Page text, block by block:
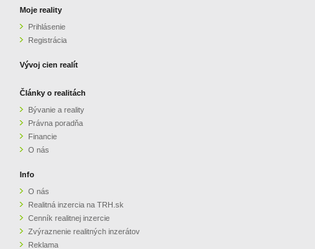
PARTNERI
OBCHODNÉ PODMIENKY
KONTAKT
Moje reality
Prihlásenie
Registrácia
Vývoj cien realít
Články o realitách
Bývanie a reality
Právna poradňa
Financie
O nás
Info
O nás
Realitná inzercia na TRH.sk
Cenník realitnej inzercie
Zvýraznenie realitných inzerátov
Reklama